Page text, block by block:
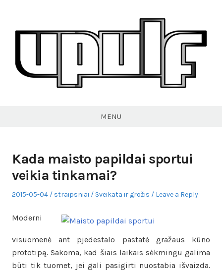
content
MENU
Kada maisto papildai sportui
veikia tinkamai?
Posted
2015-05-04 Author
straipsniai
Posted
Sveikata ir grožis Leave a Reply
Moderni
visuomenė ant pjedestalo pastatė gražaus kūno
prototipą. Sakoma, kad šiais laikais sėkmingu galima
būti tik tuomet, jei gali pasigirti nuostabia išvaizda.